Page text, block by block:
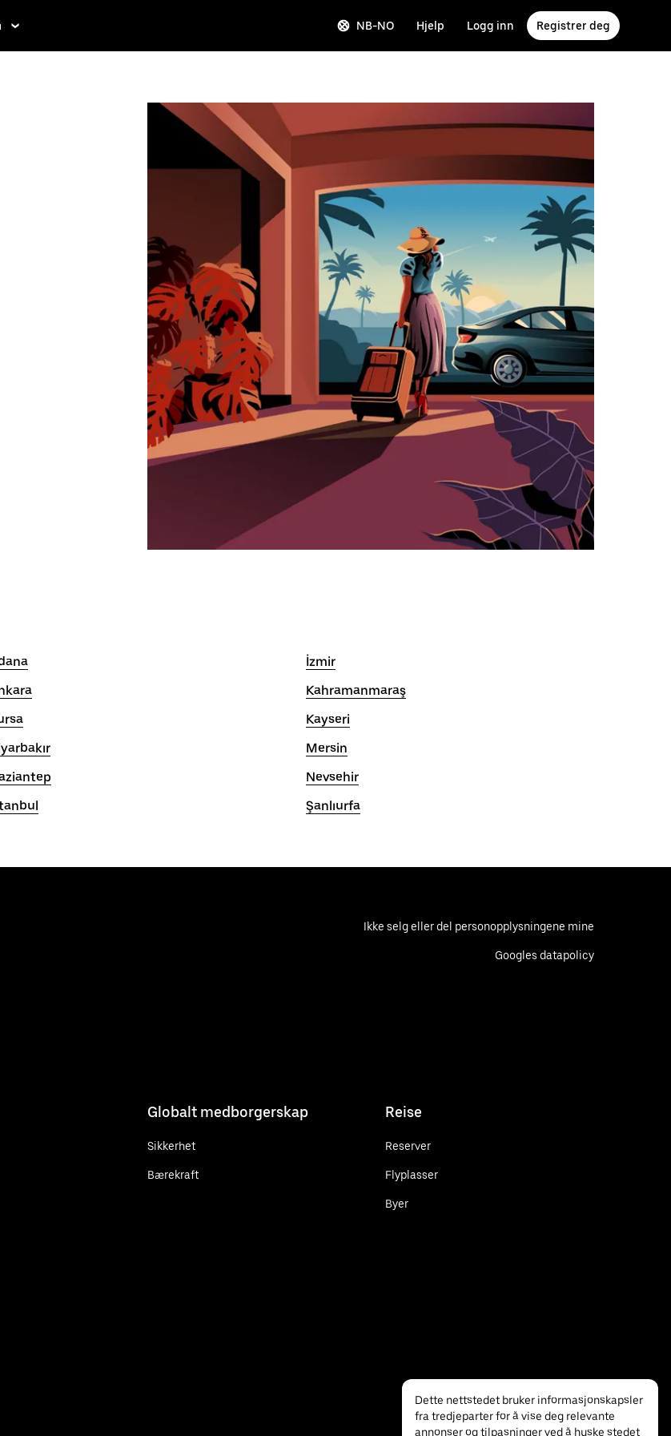
NB-NO Hjelp Logg inn Registrer deg
İzmir
Kahramanmaraş
Kayseri
Mersin
Nevsehir
Şanlıurfa
Ikke selg eller del personopplysningene mine
Googles datapolicy
Globalt medborgerskap
Sikkerhet
Bærekraft
Reise
Reserver
Flyplasser
Byer
Dette nettstedet bruker informasjonskapsler
fra tredjeparter for å vise deg relevante
annonser og tilpasninger ved å huske stedet